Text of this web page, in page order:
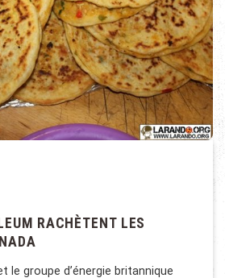
RACHÈTENT LES
le groupe d’énergie britannique